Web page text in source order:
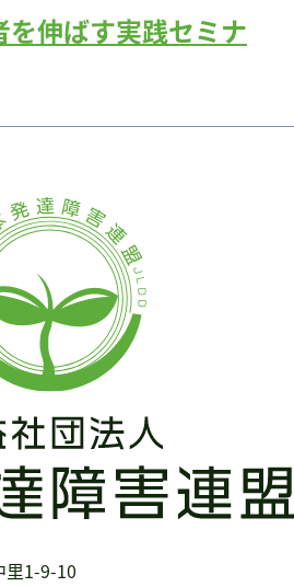
伸ばす実践セミナ
里1-9-10